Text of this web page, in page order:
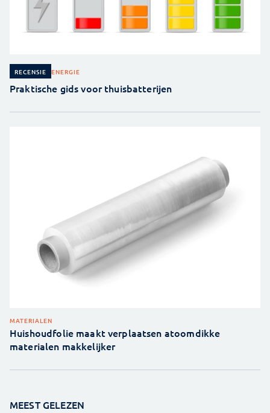
RECENSIE ENERGIE
Praktische gids voor thuisbatterijen
MATERIALEN
Huishoudfolie maakt verplaatsen atoomdikke
materialen makkelijker
MEEST GELEZEN